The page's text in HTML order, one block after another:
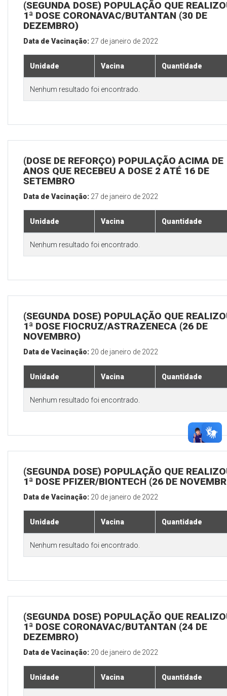
(SEGUNDA DOSE) POPULAÇÃO QUE
1ª DOSE CORONAVAC/BUTANTAN (30 DE
DEZEMBRO)
Data de Vacinação: 27 de janeiro de 2022
Unidade Vacina Quantidade
Nenhum resultado foi encontrado.
(DOSE DE REFORÇO) POPULAÇÃO ACIMA DE
ANOS QUE RECEBEU A DOSE 2 ATÉ 16 DE
SETEMBRO
Data de Vacinação: 27 de janeiro de 2022
Unidade Vacina Quantidade
Nenhum resultado foi encontrado.
(SEGUNDA DOSE) POPULAÇÃO QUE
1ª DOSE FIOCRUZ/ASTRAZENECA (26 DE
NOVEMBRO)
Data de Vacinação: 20 de janeiro de 2022
Unidade Vacina Quantidade
Nenhum resultado foi encontrado.
(SEGUNDA DOSE) POPULAÇÃO QUE
1ª DOSE PFIZER/BIONTECH (26 DE
Data de Vacinação: 20 de janeiro de 2022
Unidade Vacina Quantidade
Nenhum resultado foi encontrado.
(SEGUNDA DOSE) POPULAÇÃO QUE
1ª DOSE CORONAVAC/BUTANTAN (24 DE
DEZEMBRO)
Data de Vacinação: 20 de janeiro de 2022
Unidade Vacina Quantidade